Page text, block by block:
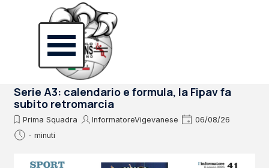
Salta menù
Serie A3: calendario e formula, la Fipav fa
subito retromarcia
Prima Squadra InformatoreVigevanese
06/08/26
- minuti